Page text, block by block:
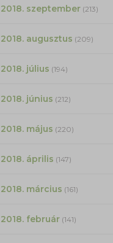
2018. szeptember(213)
2018. augusztus (209)
2018. július (194)
2018. június (212)
2018. május (220)
2018. április (147)
2018. március (161)
2018. február(141)